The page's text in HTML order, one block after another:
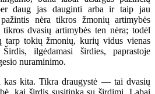
daug jas dauginti arba ir taip jau
nėra tikros žmonių artimybės
dvasių artimybės ten nėra; todėl
tarp tokių žmonių, kurių vidus vienas
ilgėdamasi širdies, paprastoje
nuraminimo.
kita. Tikra draugystė — tai dvasių
kai širdis susitinka su širdimi. Labai